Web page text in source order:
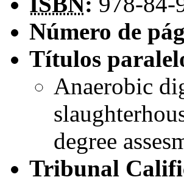
Número de
Títulos
Anaerobic
degree
Tribunal